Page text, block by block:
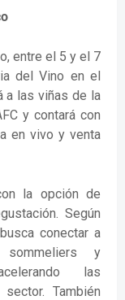
entre el 5 y el 7
del Vino en el
a las viñas de la
y contará con
en vivo y venta
la opción de
Según
conectar a
sommeliers y
las
También